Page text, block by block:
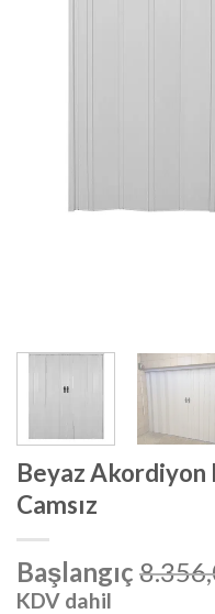
Beyaz Akordiyon
Camsız
Başlangıç
KDV dahil